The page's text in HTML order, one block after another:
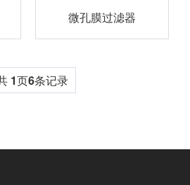
微孔膜过滤器
1页6条记录